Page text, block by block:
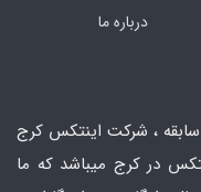
درباره ما
، شرکت اینتکس کرج
در کرج میباشد که ما